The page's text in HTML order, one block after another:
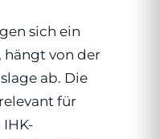
sich ein
hängt von der
ab. Die
für